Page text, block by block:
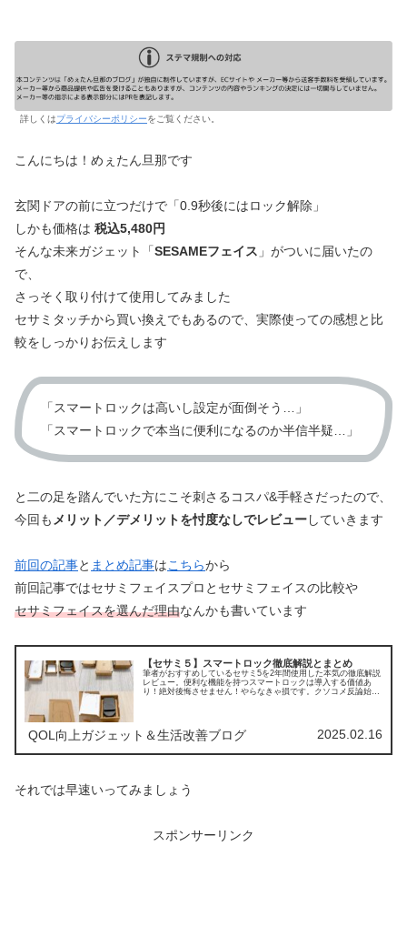
詳しくはプライバシーポリシーをご覧ください。
こんにちは！めぇたん旦那です
玄関ドアの前に立つだけで「0.9秒後にはロック解除」
しかも価格は 税込5,480円
そんな未来ガジェット「SESAMEフェイス 」がついに届いたの
で、
さっそく取り付けて使用してみました
セサミタッチから買い換えでもあるので、実際使っての感想と比
較をしっかりお伝えします
「スマートロックは高いし設定が面倒そう…」
「スマートロックで本当に便利になるのか半信半疑…」
と二の足を踏んでいた方にこそ刺さるコスパ&手軽さだったので、
今回も メリット／デメリットを忖度なしでレビューしていきます
前回の記事と まとめ記事はこちらから
前回記事ではセサミフェイスプロとセサミフェイスの比較や
セサミフェイスを選んだ理由なんかも書いています
【セサミ５】スマートロック徹底解説とまとめ
筆者がおすすめしているセサミ5を2年間使用した本気の徹底解説
レビュー。便利な機能を持つスマートロックは導入する価値あ
り！絶対後悔させません！やらなきゃ損です。クソコメ反論始め
QOL向上ガジェット＆生活改善ブログ 2025.02.16
それでは早速いってみましょう
スポンサーリンク